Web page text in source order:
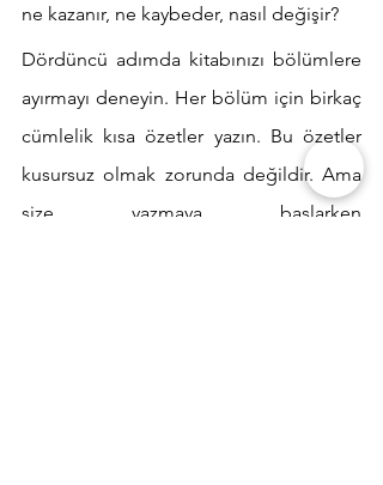
ne kazanır, ne kaybeder, nasıl değişir?
Dördüncü adımda kitabınızı bölümlere
ayırmayı deneyin. Her bölüm için birkaç
cümlelik kısa özetler yazın. Bu özetler
kusursuz olmak zorunda değildir. Ama
size yazmaya başlarken